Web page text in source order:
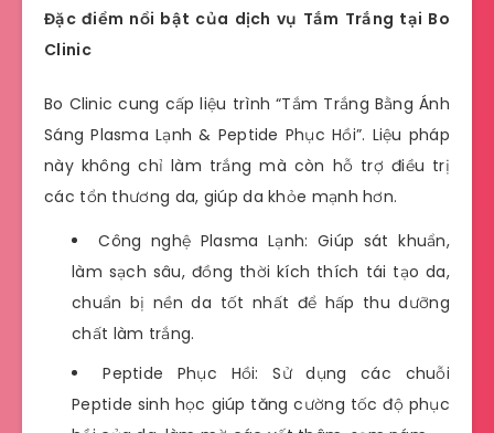
Đặc điểm nổi bật của dịch vụ Tắm Trắng tại Bo
Clinic
Bo Clinic cung cấp liệu trình “Tắm Trắng Bằng Ánh
Sáng Plasma Lạnh & Peptide Phục Hồi”. Liệu pháp
này không chỉ làm trắng mà còn hỗ trợ điều trị
các tổn thương da, giúp da khỏe mạnh hơn.
Công nghệ Plasma Lạnh: Giúp sát khuẩn,
làm sạch sâu, đồng thời kích thích tái tạo da,
chuẩn bị nền da tốt nhất để hấp thu dưỡng
chất làm trắng.
Peptide Phục Hồi: Sử dụng các chuỗi
Peptide sinh học giúp tăng cường tốc độ phục